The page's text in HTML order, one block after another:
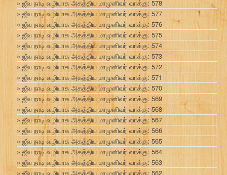
ஜீவ நாடி வழியாக அகத்திய மாமுனிவர் வாக்கு: 578
ஜீவ நாடி வழியாக அகத்திய மாமுனிவர் வாக்கு: 577
ஜீவ நாடி வழியாக அகத்திய மாமுனிவர் வாக்கு: 576
ஜீவ நாடி வழியாக அகத்திய மாமுனிவர் வாக்கு: 575
ஜீவ நாடி வழியாக அகத்திய மாமுனிவர் வாக்கு: 574
ஜீவ நாடி வழியாக அகத்திய மாமுனிவர் வாக்கு: 573
ஜீவ நாடி வழியாக அகத்திய மாமுனிவர் வாக்கு: 572
ஜீவ நாடி வழியாக அகத்திய மாமுனிவர் வாக்கு: 571
ஜீவ நாடி வழியாக அகத்திய மாமுனிவர் வாக்கு: 570
ஜீவ நாடி வழியாக அகத்திய மாமுனிவர் வாக்கு: 569
ஜீவ நாடி வழியாக அகத்திய மாமுனிவர் வாக்கு: 568
ஜீவ நாடி வழியாக அகத்திய மாமுனிவர் வாக்கு: 567
ஜீவ நாடி வழியாக அகத்திய மாமுனிவர் வாக்கு: 566
ஜீவ நாடி வழியாக அகத்திய மாமுனிவர் வாக்கு: 565
ஜீவ நாடி வழியாக அகத்திய மாமுனிவர் வாக்கு: 564
ஜீவ நாடி வழியாக அகத்திய மாமுனிவர் வாக்கு: 563
ஜீவ நாடி வழியாக அகத்திய மாமுனிவர் வாக்கு: 562